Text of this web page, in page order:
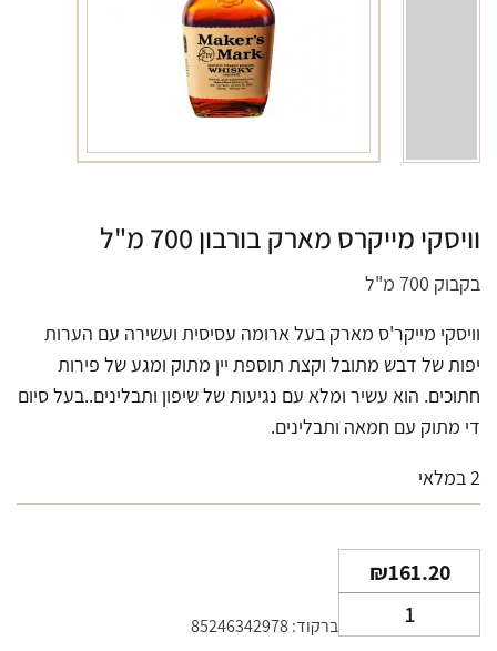
וויסקי מייקרס מארק בורבון 700 מ"ל
בקבוק 700 מ"ל
וויסקי מייקר'ס מארק בעל ארומה עסיסית ועשירה עם הערות
יפות של דבש מתובל וקצת תוספת יין מתוק ומגע של פירות
חתוכים. הוא עשיר ומלא עם נגיעות של שיפון ותבלינים..בעל סיום
די מתוק עם חמאה ותבלינים.
2 במלאי
₪161.20
של
ברקוד: 85246342978